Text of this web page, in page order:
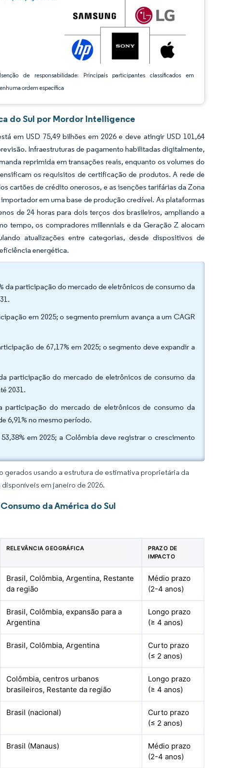
de responsabilidade: Principais participantes classificados em
ordem específica
do Sul por Mordor Intelligence
em USD 75,49 bilhões em 2026 e deve atingir USD 101,64
Infraestruturas de pagamento habilitadas digitalmente,
reprimida em transações reais, enquanto os volumes do
os requisitos de certificação de produtos. A rede de
cartões de crédito onerosos, e as isenções tarifárias da Zona
em uma base de produção credível. As plataformas
de 24 horas para dois terços dos brasileiros, ampliando a
tempo, os compradores millennials e da Geração Z alocam
atualizações entre categorias, desde dispositivos de
energética.
participação do mercado de eletrônicos de consumo da
em 2025; o segmento premium avança a um CAGR
de 67,17% em 2025; o segmento deve expandir a
participação do mercado de eletrônicos de consumo da
2031.
participação do mercado de eletrônicos de consumo da
6,91% no mesmo período.
em 2025; a Colômbia deve registrar o crescimento
usando a estrutura de estimativa proprietária da
em janeiro de 2026.
da América do Sul
RELEVÂNCIA GEOGRÁFICA
PRAZO DE
IMPACTO
Brasil, Colômbia, Argentina, Restante
da região
Médio prazo
(2-4 anos)
Brasil, Colômbia, expansão para a
Argentina
Longo prazo
(≥ 4 anos)
Brasil, Colômbia, Argentina
Curto prazo
(≤ 2 anos)
Colômbia, centros urbanos
brasileiros, Restante da região
Longo prazo
(≥ 4 anos)
Brasil (nacional)
Curto prazo
(≤ 2 anos)
Brasil (Manaus)
Médio prazo
(2-4 anos)